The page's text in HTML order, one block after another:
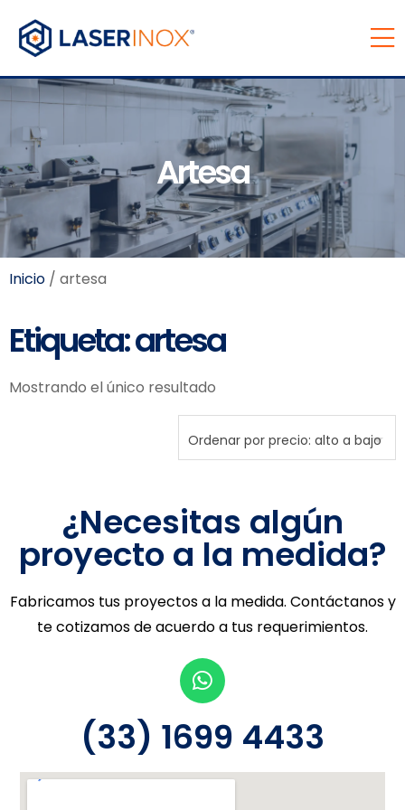
Artesa
Inicio / artesa
Etiqueta: artesa
Mostrando el único resultado
¿Necesitas algún
proyecto a la medida?
Fabricamos tus proyectos a la medida. Contáctanos y
te cotizamos de acuerdo a tus requerimientos.
(33) 1699 4433